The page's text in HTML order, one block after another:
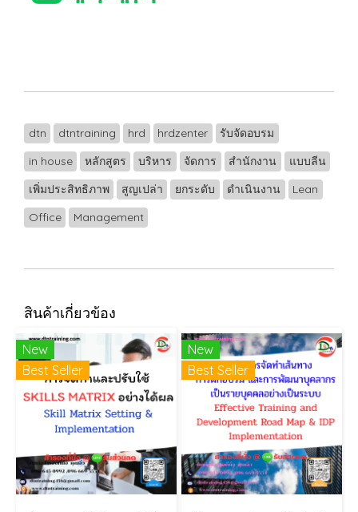
dtn dtntraining hrd hrdzenter
รับจัดอบรม
in house
หลักสูตร บริหาร จัดการ สำนักงาน
แบบลีน
เพิ่มประสิทธิภาพ
สูญเปล่า ยกระดับ ดำเนินงาน
Lean
Office
Management
สินค้าเกี่ยวข้อง
New
Best Seller
New
Best Seller